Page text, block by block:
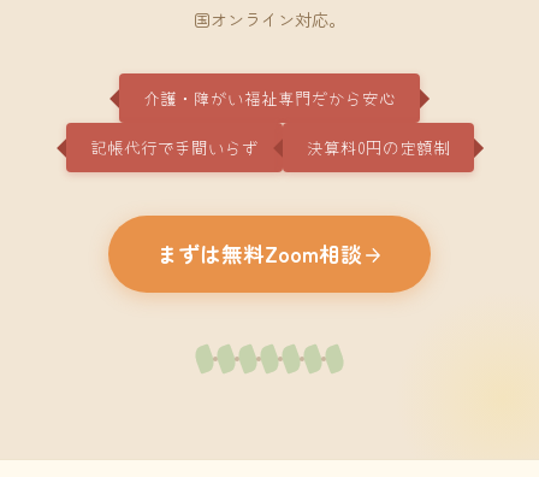
国オンライン対応。
介護・障がい福祉専門だから安心
記帳代行で手間いらず 決算料0円の定額制
まずは無料Zoom相談